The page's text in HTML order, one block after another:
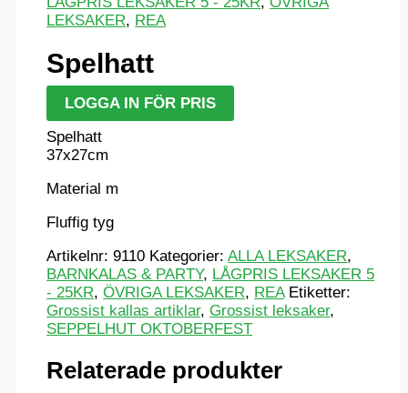
LEKSAKER, REA
Spelhatt
LOGGA IN FÖR PRIS
Spelhatt
37x27cm
Material m
Fluffig tyg
Artikelnr:9110 Kategorier:ALLA LEKSAKER,
BARNKALAS & PARTY, LÅGPRIS LEKSAKER 5
- 25KR,ÖVRIGA LEKSAKER, REA Etiketter:
Grossist kallas artiklar, Grossist leksaker,
SEPPELHUT OKTOBERFEST
Relaterade produkter